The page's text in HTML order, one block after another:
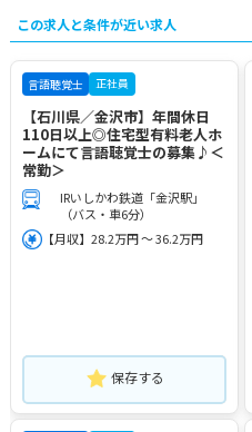
この求人と条件が近い求人
言語聴覚士 正社員
【石川県／金沢市】年間休日
110日以上◎住宅型有料老人ホ
ームにて言語聴覚士の募集♪＜
常勤＞
IRいしかわ鉄道「金沢駅」
（バス・車6分）
【月収】28.2万円 ～ 36.2万円
保存する